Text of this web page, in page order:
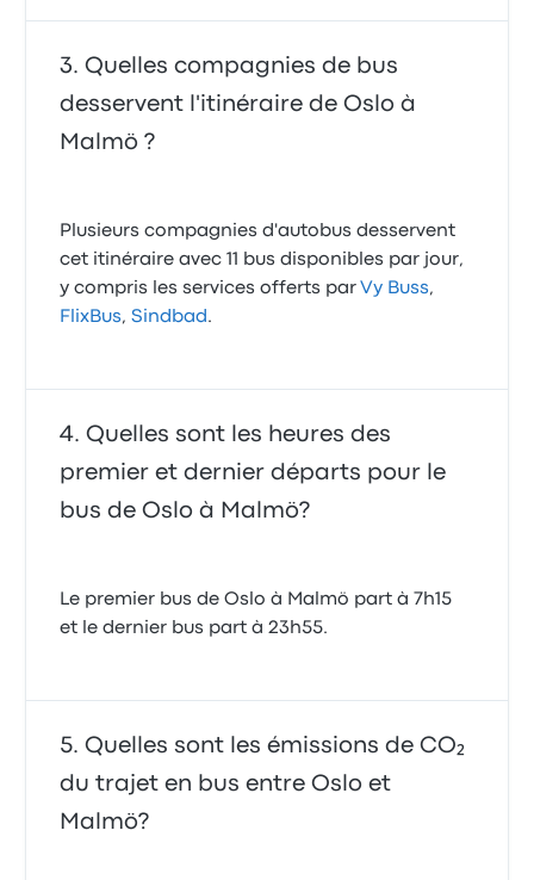
Quelles compagnies de bus
desservent l'itinéraire de Oslo à
Malmö ?
Plusieurs compagnies d'autobus desservent
cet itinéraire avec 11 bus disponibles par jour,
y compris les services offerts parVy Buss,
FlixBus,Sindbad .
Quelles sont les heures des
premier et dernier départs pour le
bus de Oslo à Malmö?
Le premier bus de Oslo à Malmö part à 7h15
et le dernier bus part à 23h55.
Quelles sont les émissions de CO₂
du trajet en bus entre Oslo et
Malmö?